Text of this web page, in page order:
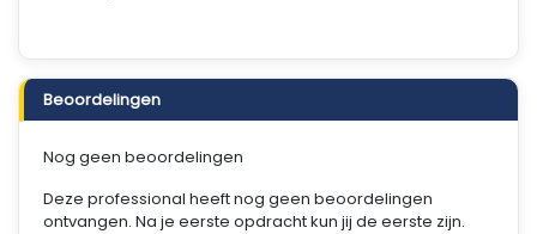
Beoordelingen
Nog geen beoordelingen
Deze professional heeft nog geen beoordelingen
ontvangen. Na je eerste opdracht kun jij de eerste zijn.